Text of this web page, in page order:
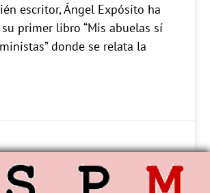
escritor, Ángel Expósito ha
primer libro “Mis abuelas sí
donde se relata la